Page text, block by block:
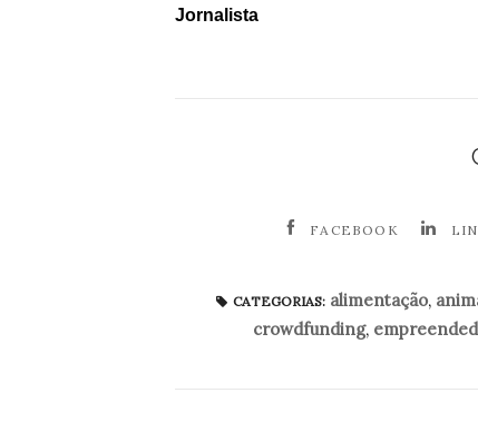
Jornalista
FACEBOOK
CATEGORIAS: alimentação,
crowdfunding,